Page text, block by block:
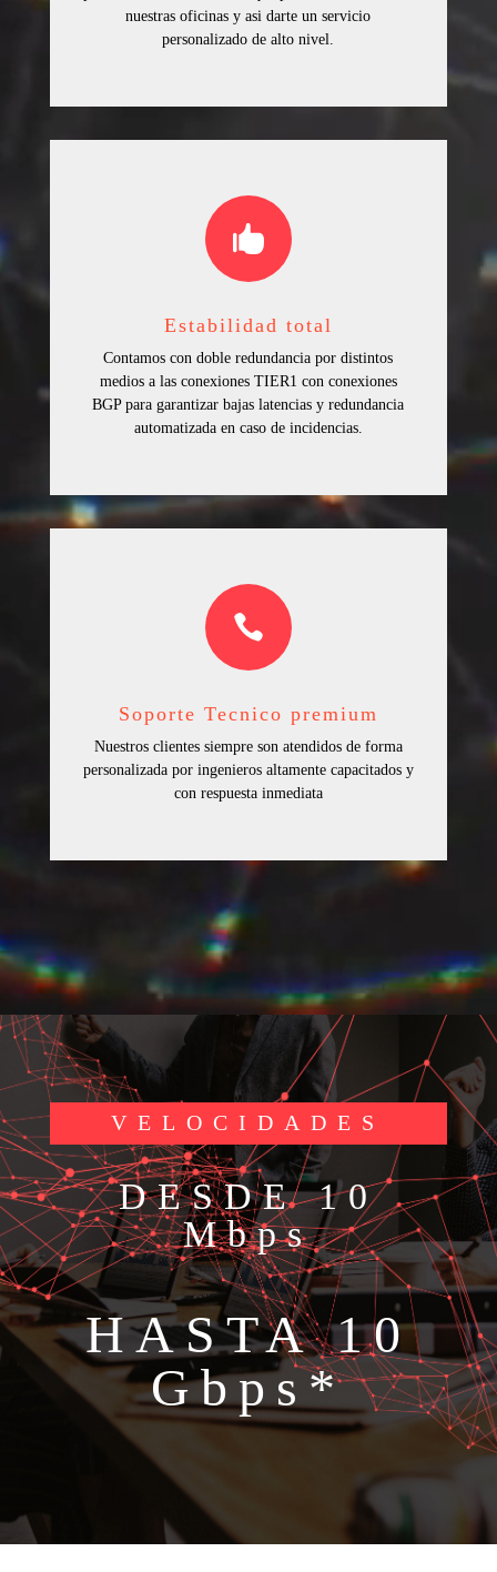
nuestras oficinas y asi darte un servicio
personalizado de alto nivel.

Estabilidad total
Contamos con doble redundancia por distintos
medios a las conexiones TIER1 con conexiones
BGP para garantizar bajas latencias y redundancia
automatizada en caso de incidencias.

Soporte Tecnico premium
Nuestros clientes siempre son atendidos de forma
personalizada por ingenieros altamente capacitados y
con respuesta inmediata
VELOCIDADES
DESDE 10
Mbps
HASTA 10
Gbps*